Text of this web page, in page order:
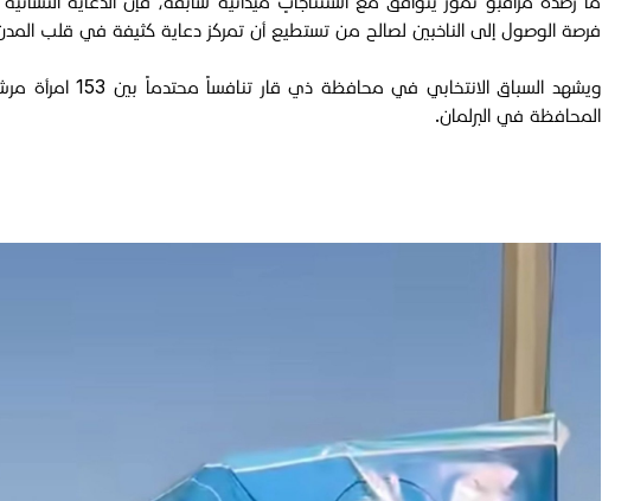
فرصة الوصول إلى الناخبين لصالح من تستطيع أن تمركز دعاية كثيفة في قلب
المحافظة في البرلمان.